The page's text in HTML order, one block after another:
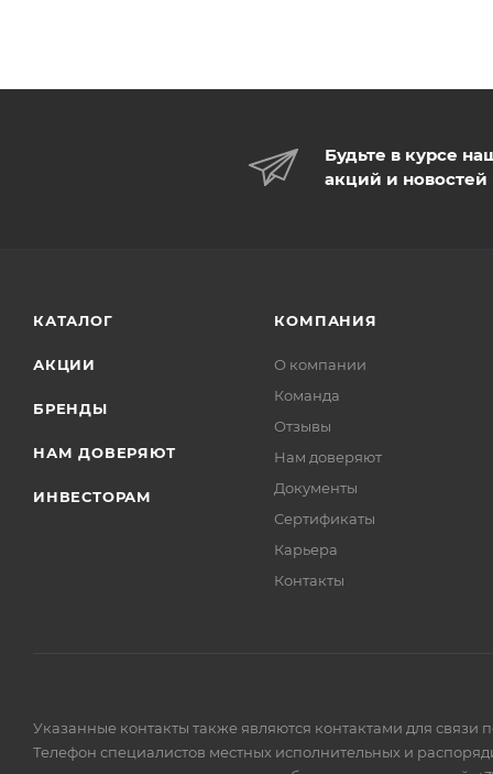
Будьте в курсе
акций и новостей
КАТАЛОГ
АКЦИИ
БРЕНДЫ
НАМ ДОВЕРЯЮТ
ИНВЕСТОРАМ
КОМПАНИЯ
О компании
Команда
Отзывы
Нам доверяют
Документы
Сертификаты
Карьера
Контакты
Указанные контакты также являются контактами для
Телефон специалистов местных исполнительных и